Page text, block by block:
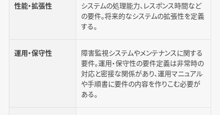
性能・拡張性
システムの処理能力、レスポンス時間など
の要件。将来的なシステムの拡張性を定義
する。
運用・保守性
障害監視システムやメンテナンスに関する
要件。運用・保守性の要件定義は非常時の
対応と密接な関係があり、運用マニュアル
や手順書に要件の内容を作りこむ必要が
ある。